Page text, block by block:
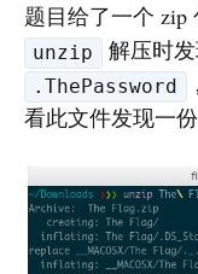
题目给了一个 zip
unzip 解压时
.ThePassword
看此文件发现一